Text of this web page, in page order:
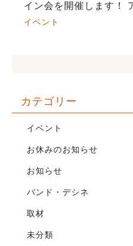
イン会を開催します！
年に京都で執筆をはじ
イベント
カテゴリー
イベント
お休みのお知らせ
お知らせ
バンド・デシネ
取材
未分類